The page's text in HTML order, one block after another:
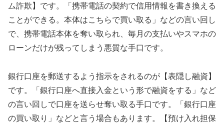
ム詐欺】です。「携帯電話の契約で信用情報を書き換える
ことができる。本体はこちらで買い取る」などの言い回し
で、携帯電話本体を奪い取られ、毎月の支払いやスマホの
ローンだけが残ってしまう悪質な手口です。
銀行口座を郵送するよう指示をされるのが【表隠し融資】
です。「銀行口座へ直接入金という形で融資をする」など
の言い回しで口座を送らせ奪い取る手口です。「銀行口座
の買い取り」などと言う場合もあります。【預け入れ担保